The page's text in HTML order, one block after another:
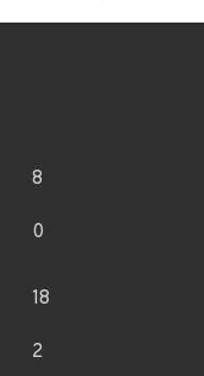
8
0
18
2